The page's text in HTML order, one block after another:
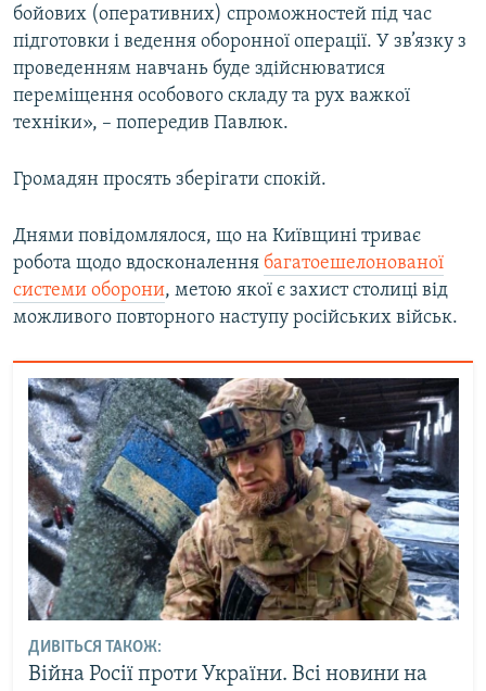
бойових (оперативних) спроможностей під час
підготовки і ведення оборонної операції. У зв’язку з
проведенням навчань буде здійснюватися
переміщення особового складу та рух важкої
техніки», – попередив Павлюк.
Громадян просять зберігати спокій.
Днями повідомлялося, що на Київщині триває
робота щодо вдосконалення багатоешелонованої
системи оборони, метою якої є захист столиці від
можливого повторного наступу російських військ.
ДИВІТЬСЯ ТАКОЖ:
Війна Росії проти України. Всі новини на